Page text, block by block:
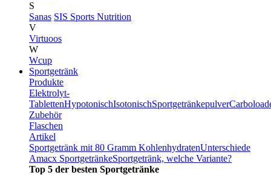
S
Sanas SIS Sports Nutrition
V
Virtuoos
W
Wcup
Sportgetränk
Produkte
Elektrolyt-
TablettenHypotonischIsotonischSportgetränkepulver
Zubehör
Flaschen
Artikel
Sportgetränk mit 80 Gramm KohlenhydratenUnterschiede
Amacx SportgetränkeSportgetränk, welche Variante?
Top 5 der besten Sportgetränke